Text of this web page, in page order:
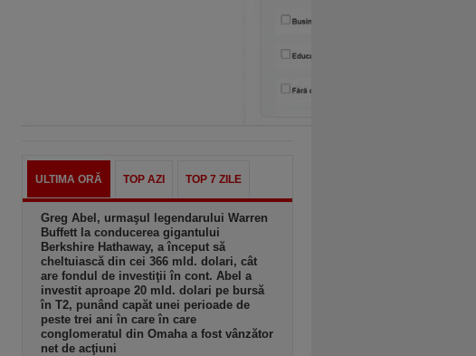
ULTIMA ORĂ TOP AZI TOP 7 ZILE
Greg Abel, urmaşul legendarului Warren
Buffett la conducerea gigantului
Berkshire Hathaway, a început să
cheltuiască din cei 366 mld. dolari, cât
are fondul de investiţii în cont. Abel a
investit aproape 20 mld. dolari pe bursă
în T2, punând capăt unei perioade de
peste trei ani în care în care
conglomeratul din Omaha a fost vânzător
net de acţiuni